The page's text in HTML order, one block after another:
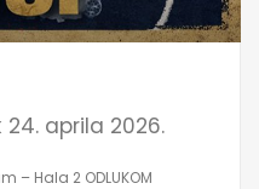
aprila 2026.
– Hala 2 ODLUKOM